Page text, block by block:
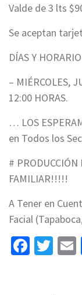
Valde de 3 lts
Se aceptan
DÍAS Y
– MIÉRCOLES,
12:00 HORAS.
… LOS
en Todos los
# PRODUCCIÓN
FAMILIAR!!!!!
A Tener en
Facial